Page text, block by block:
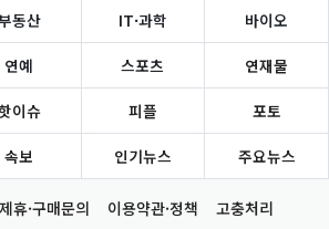
동산 IT·과학 바이오
연예 스포츠 연재물
이슈 피플 포토
속보 인기뉴스 주요뉴스
휴·구매문의 이용약관·정책 고충처리